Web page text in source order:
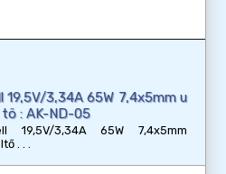
3,34A 65W 7,4x5mm u
: AK-ND-05
19,5V/3,34A 65W 7,4x5mm